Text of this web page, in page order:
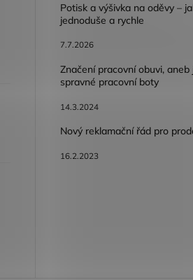
Potisk a výšivka na oděvy –
jednoduše a rychle
7.7.2026
Značení pracovní obuvi, aneb
spravné pracovní boty
14.3.2024
Nový reklamační řád pro
16.2.2023